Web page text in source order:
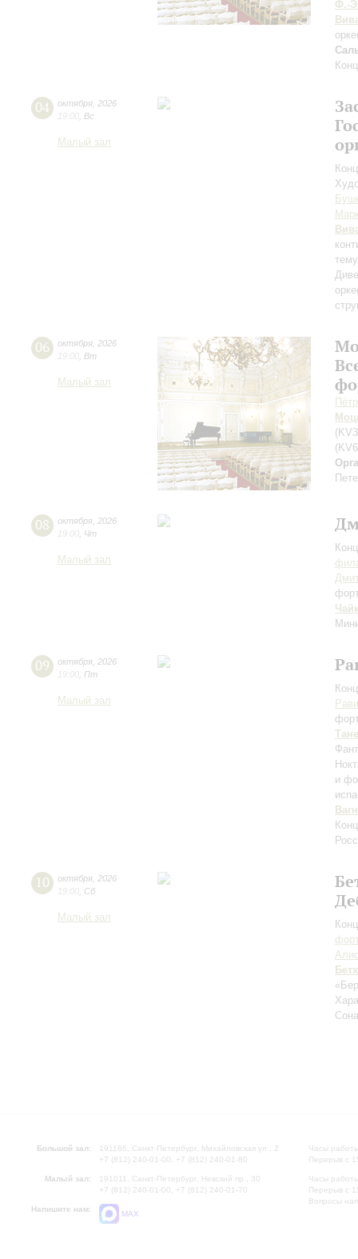
Ф.-
04 октября 2026
19:00 Вс
Малый зал
06 октября 2026
19:00 Вт
Малый зал
08 октября 2026
19:00 Чт
Малый зал
09 октября 2026
19:00 Пт
Малый зал
и
10 октября 2026
19:00 Сб
Малый зал
Большой зал:
191186, Санкт-Петербург, Михайловская ул., 2
+7 (812) 240-01-00, +7 (812) 240-01-80
Малый зал:
191011, Санкт-Петербург, Невский пр., 30
+7 (812) 240-01-00, +7 (812) 240-01-70
Напишите нам:
MAX
Часы
Перерыв с
Часы
Перерыв с
Вопросы